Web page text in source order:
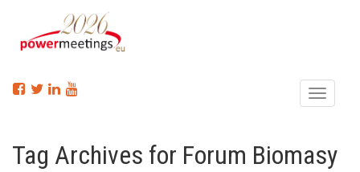
Menu
Tag Archives for Forum Biomasy